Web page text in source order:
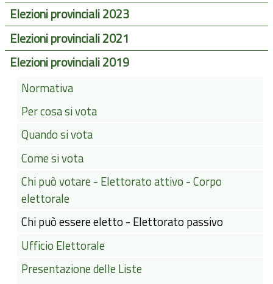
Elezioni provinciali 2023
Elezioni provinciali 2021
Elezioni provinciali 2019
Normativa
Per cosa si vota
Quando si vota
Come si vota
Chi può votare - Elettorato attivo - Corpo
elettorale
Chi può essere eletto - Elettorato passivo
Ufficio Elettorale
Presentazione delle Liste